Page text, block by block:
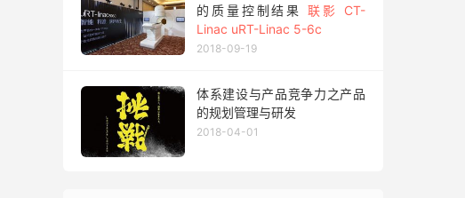
的质量控制结果 联影 CT-
Linac uRT-Linac 5-6c
2018-09-19
体系建设与产品竞争力之产品
的规划管理与研发
2018-04-01